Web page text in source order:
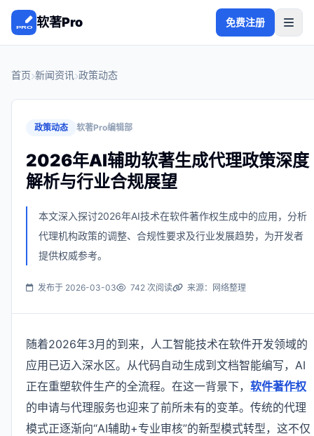
软著Pro 免费注册
首页 新闻资讯 政策动态
政策动态 软著Pro编辑部
2026年AI辅助软著生成代理政策深度
解析与行业合规展望
本文深入探讨2026年AI技术在软件著作权生成中的应用，分析
代理机构政策的调整、合规性要求及行业发展趋势，为开发者
提供权威参考。
发布于 2026-03-03 742 次阅读 来源：网络整理
随着2026年3月的到来，人工智能技术在软件开发领域的
应用已迈入深水区。从代码自动生成到文档智能编写，AI
正在重塑软件生产的全流程。在这一背景下， 软件著作权
的申请与代理服务也迎来了前所未有的变革。传统的代理
模式正逐渐向“AI辅助+专业审核”的新型模式转型，这不仅